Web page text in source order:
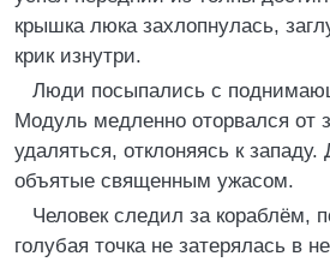
крышка люка захлопнулась,
крик изнутри.
Люди посыпались с
Модуль медленно оторвался от
удаляться, отклоняясь к
объятые священным ужасом.
Человек следил за кораблём,
голубая точка не затерялась в